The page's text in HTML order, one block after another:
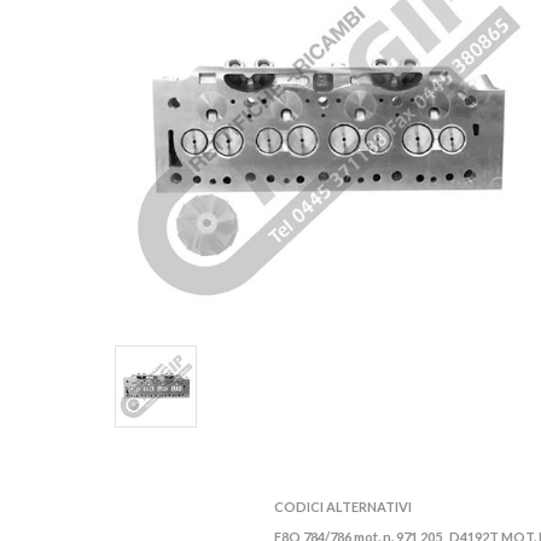
CODICI ALTERNATIVI
F8Q 784/786 mot. n. 971 205 D4192T MOT.